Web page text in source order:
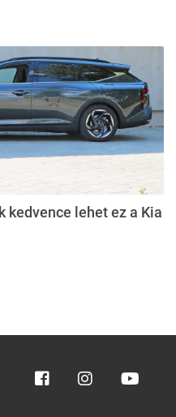
kedvence lehet ez a Kia